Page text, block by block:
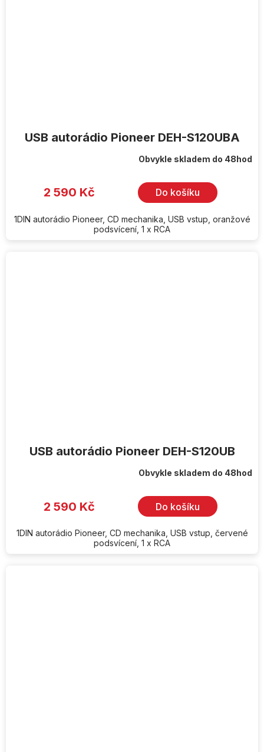
USB autorádio Pioneer DEH-S120UBA
Obvykle skladem do 48hod
2 590 Kč Do košíku
1DIN autorádio Pioneer, CD mechanika, USB vstup, oranžové
podsvícení, 1 x RCA
USB autorádio Pioneer DEH-S120UB
Obvykle skladem do 48hod
2 590 Kč Do košíku
1DIN autorádio Pioneer, CD mechanika, USB vstup, červené
podsvícení, 1 x RCA